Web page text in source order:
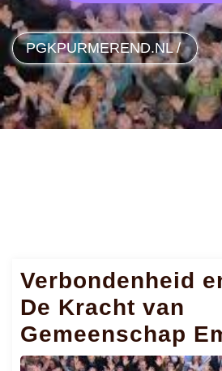
PGKPURMEREND.NL /
Verbondenheid
De Kracht van
Gemeenschap